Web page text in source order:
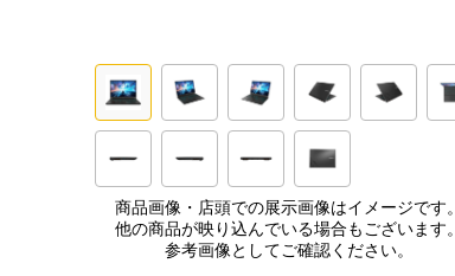
商品画像・店頭での展示画像はイメージです。
他の商品が映り込んでいる場合もございます。
参考画像としてご確認ください。